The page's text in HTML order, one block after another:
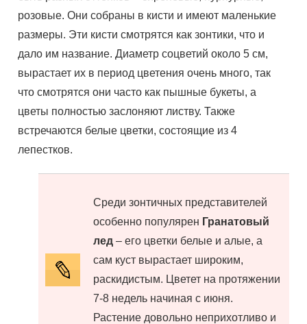
розовые. Они собраны в кисти и имеют маленькие
размеры. Эти кисти смотрятся как зонтики, что и
дало им название. Диаметр соцветий около 5 см,
вырастает их в период цветения очень много, так
что смотрятся они часто как пышные букеты, а
цветы полностью заслоняют листву. Также
встречаются белые цветки, состоящие из 4
лепестков.
Среди зонтичных представителей
особенно популярен Гранатовый
лед – его цветки белые и алые, а
сам куст вырастает широким,
раскидистым. Цветет на протяжении
7-8 недель начиная с июня.
Растение довольно неприхотливо и